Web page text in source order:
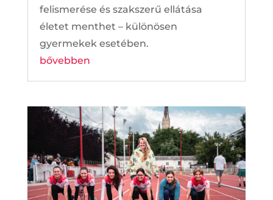
felismerése és szakszerű ellátása
életet menthet – különösen
gyermekek esetében.
bővebben